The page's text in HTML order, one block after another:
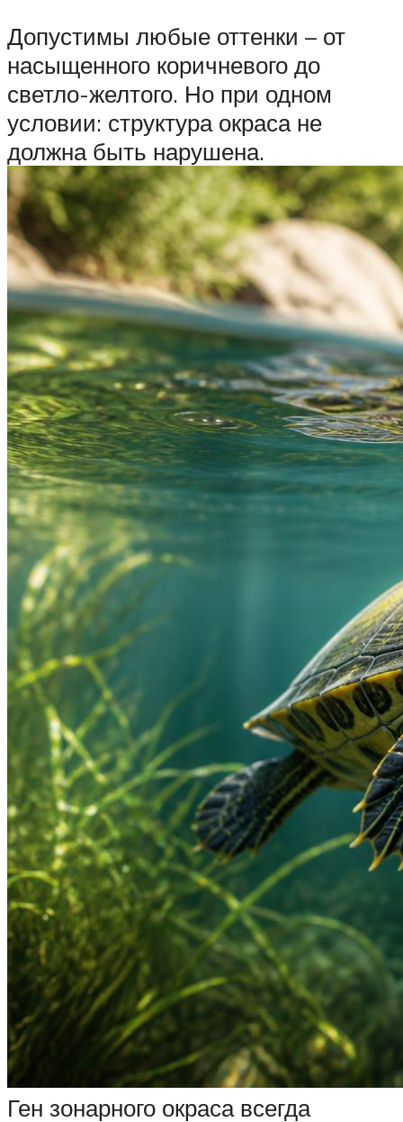
Допустимы любые оттенки – от
насыщенного коричневого до
светло-желтого. Но при одном
условии: структура окраса не
должна быть нарушена.
Ген зонарного окраса всегда